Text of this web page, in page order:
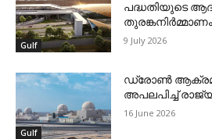
Gulf
പദ്ധതിയുടെ
9 July 2026
Gulf
ഡ്രോണ്‍
അപലപിച്ച്
16 June 2026